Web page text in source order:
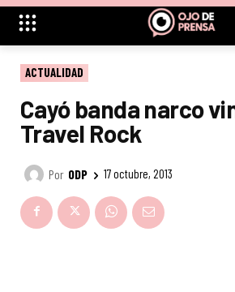
ACTUALIDAD
Cayó banda narco
Travel Rock
Por ODP 17 octubre, 2013